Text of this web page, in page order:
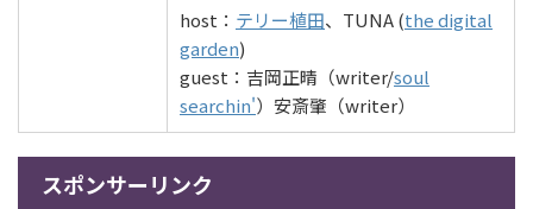
host： テリー植田、TUNA (the digital
garden)
guest：吉岡正晴（writer/soul
searchin'）安斎肇（writer）
スポンサーリンク